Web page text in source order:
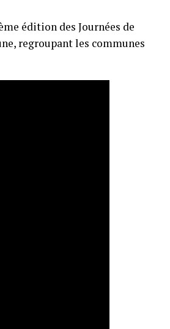
édition des Journées de
regroupant les communes